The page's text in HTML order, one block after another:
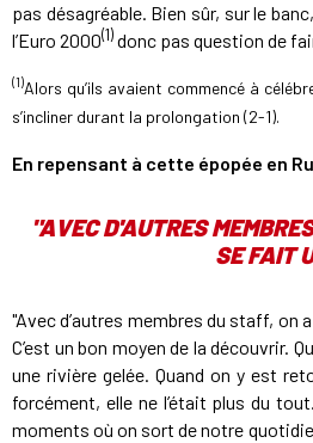
pas désagréable. Bien sûr, sur le
l’Euro 2000(1)donc pas question de
(1)Alors qu’ils avaient commencé à
s’incliner durant la prolongation (2-1).
En repensant à cette épopée en
"AVEC D'AUTRES
SE FAIT
"Avec d’autres membres du staff,
C’est un bon moyen de la découvrir.
une rivière gelée. Quand on y est
forcément, elle ne l’était plus du
moments où on sort de notre